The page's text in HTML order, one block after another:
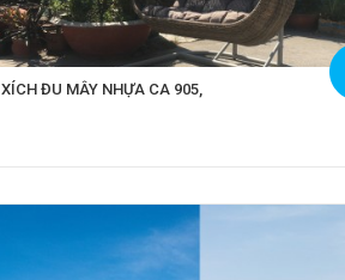
XÍCH ĐU MÂY NHỰA CA 905,